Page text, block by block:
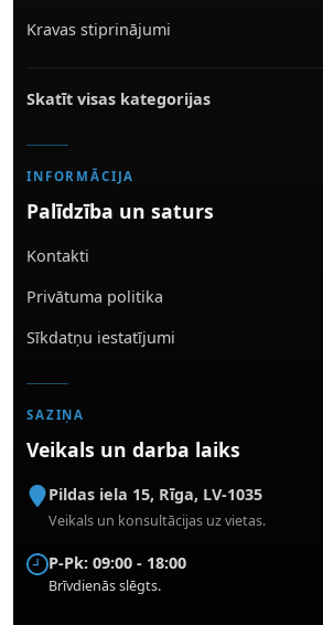
Kravas stiprinājumi
Skatīt visas kategorijas
INFORMĀCIJA
Palīdzība un saturs
Kontakti
Privātuma politika
Sīkdatņu iestatījumi
SAZIŅA
Veikals un darba laiks
Pildas iela 15, Rīga, LV-1035
Veikals un konsultācijas uz vietas.
P-Pk: 09:00 - 18:00
Brīvdienās slēgts.